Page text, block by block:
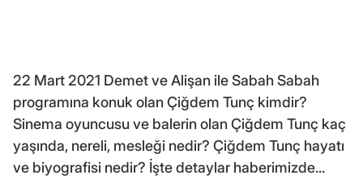
22 Mart 2021 Demet ve Alişan ile Sabah Sabah
programına konuk olan Çiğdem Tunç kimdir?
Sinema oyuncusu ve balerin olan Çiğdem Tunç kaç
yaşında, nereli, mesleği nedir? Çiğdem Tunç hayatı
ve biyografisi nedir? İşte detaylar haberimizde...